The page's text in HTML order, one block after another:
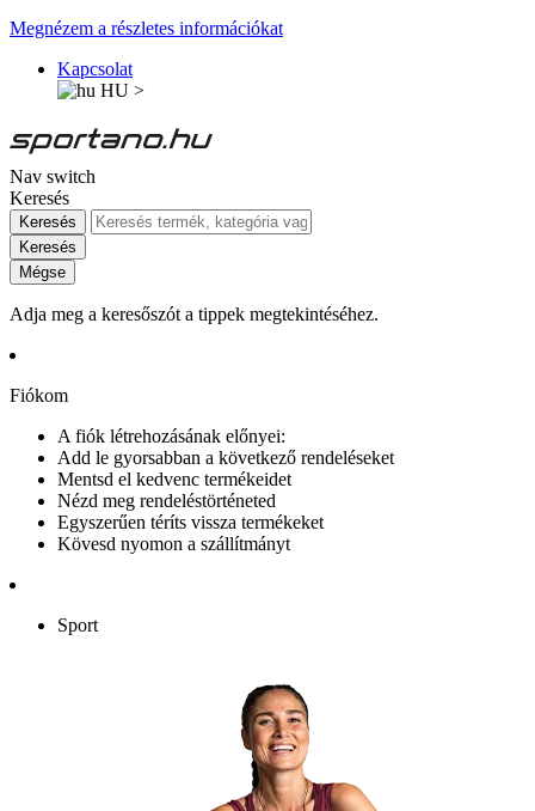
Megnézem a részletes információkat
Kapcsolat
HU >
Nav switch
Keresés
Keresés
Keresés
Mégse
Adja meg a keresőszót a tippek megtekintéséhez.
Fiókom
A fiók létrehozásának előnyei:
Add le gyorsabban a következő rendeléseket
Mentsd el kedvenc termékeidet
Nézd meg rendeléstörténeted
Egyszerűen téríts vissza termékeket
Kövesd nyomon a szállítmányt
Sport